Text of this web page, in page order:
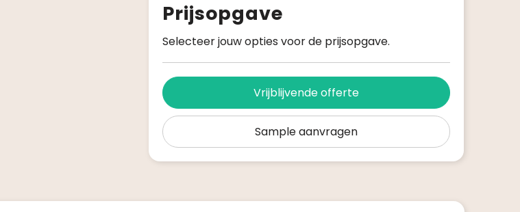
Prijsopgave
Selecteer jouw opties voor de prijsopgave.
Vrijblijvende offerte
Sample aanvragen